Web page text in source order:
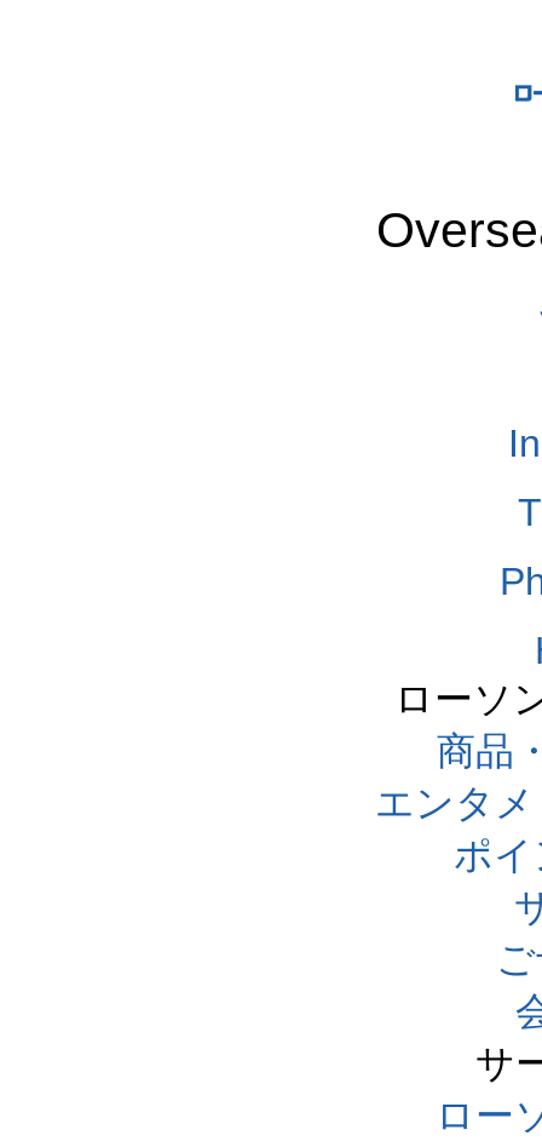
ローソ
商品
エンタ
ポ
サ
ロー